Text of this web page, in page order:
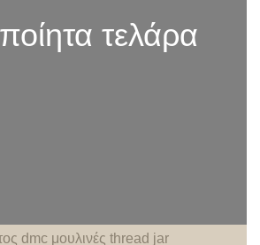
τελάρα